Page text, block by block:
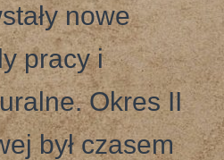
nowe
pracy i
Okres II
był czasem